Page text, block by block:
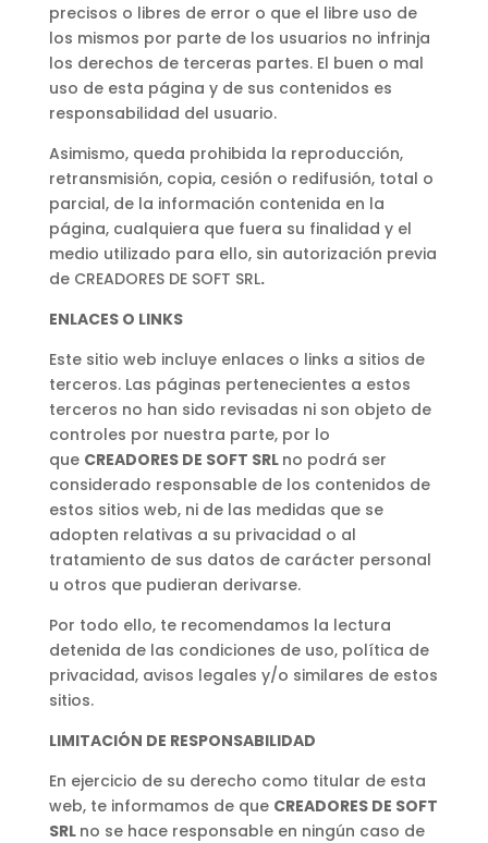
precisos o libres de error o que el libre uso de
los mismos por parte de los usuarios no infrinja
los derechos de terceras partes. El buen o mal
uso de esta página y de sus contenidos es
responsabilidad del usuario.
Asimismo, queda prohibida la reproducción,
retransmisión, copia, cesión o redifusión, total o
parcial, de la información contenida en la
página, cualquiera que fuera su finalidad y el
medio utilizado para ello, sin autorización previa
de CREADORES DE SOFT SRL.
ENLACES O LINKS
Este sitio web incluye enlaces o links a sitios de
terceros. Las páginas pertenecientes a estos
terceros no han sido revisadas ni son objeto de
controles por nuestra parte, por lo
que CREADORES DE SOFT SRL no podrá ser
considerado responsable de los contenidos de
estos sitios web, ni de las medidas que se
adopten relativas a su privacidad o al
tratamiento de sus datos de carácter personal
u otros que pudieran derivarse.
Por todo ello, te recomendamos la lectura
detenida de las condiciones de uso, política de
privacidad, avisos legales y/o similares de estos
sitios.
LIMITACIÓN DE RESPONSABILIDAD
En ejercicio de su derecho como titular de esta
web, te informamos de que CREADORES DE SOFT
SRL no se hace responsable en ningún caso de